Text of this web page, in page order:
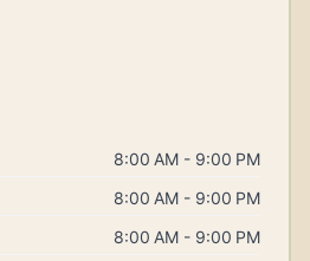
8:00 AM - 9:00 PM
8:00 AM - 9:00 PM
8:00 AM - 9:00 PM